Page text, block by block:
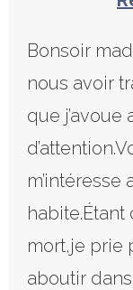
Bonsoir
nous avoir
que
m’intéresse
mort,je prie
aboutir